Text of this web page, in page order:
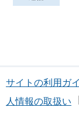
サイトの利用ガ
人情報の取扱い